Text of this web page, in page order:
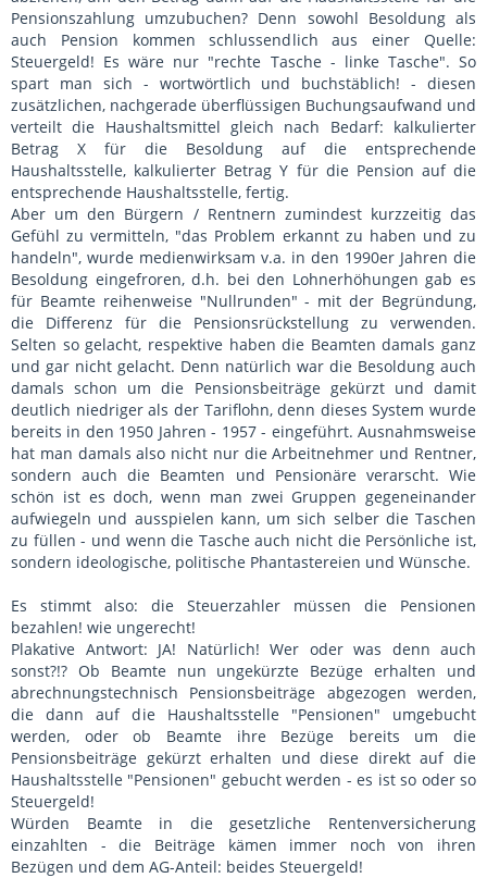
Pensionszahlung umzubuchen? Denn sowohl Besoldung als
auch Pension kommen schlussendlich aus einer Quelle:
Steuergeld! Es wäre nur "rechte Tasche - linke Tasche". So
spart man sich - wortwörtlich und buchstäblich! - diesen
zusätzlichen, nachgerade überflüssigen Buchungsaufwand und
verteilt die Haushaltsmittel gleich nach Bedarf: kalkulierter
Betrag X für die Besoldung auf die entsprechende
Haushaltsstelle, kalkulierter Betrag Y für die Pension auf die
entsprechende Haushaltsstelle, fertig.
Aber um den Bürgern / Rentnern zumindest kurzzeitig das
Gefühl zu vermitteln, "das Problem erkannt zu haben und zu
handeln", wurde medienwirksam v.a. in den 1990er Jahren die
Besoldung eingefroren, d.h. bei den Lohnerhöhungen gab es
für Beamte reihenweise "Nullrunden" - mit der Begründung,
die Differenz für die Pensionsrückstellung zu verwenden.
Selten so gelacht, respektive haben die Beamten damals ganz
und gar nicht gelacht. Denn natürlich war die Besoldung auch
damals schon um die Pensionsbeiträge gekürzt und damit
deutlich niedriger als der Tariflohn, denn dieses System wurde
bereits in den 1950 Jahren - 1957 - eingeführt. Ausnahmsweise
hat man damals also nicht nur die Arbeitnehmer und Rentner,
sondern auch die Beamten und Pensionäre verarscht. Wie
schön ist es doch, wenn man zwei Gruppen gegeneinander
aufwiegeln und ausspielen kann, um sich selber die Taschen
zu füllen - und wenn die Tasche auch nicht die Persönliche ist,
sondern ideologische, politische Phantastereien und Wünsche.
Es stimmt also: die Steuerzahler müssen die Pensionen
bezahlen! wie ungerecht!
Plakative Antwort: JA! Natürlich! Wer oder was denn auch
sonst?!? Ob Beamte nun ungekürzte Bezüge erhalten und
abrechnungstechnisch Pensionsbeiträge abgezogen werden,
die dann auf die Haushaltsstelle "Pensionen" umgebucht
werden, oder ob Beamte ihre Bezüge bereits um die
Pensionsbeiträge gekürzt erhalten und diese direkt auf die
Haushaltsstelle "Pensionen" gebucht werden - es ist so oder so
Steuergeld!
Würden Beamte in die gesetzliche Rentenversicherung
einzahlten - die Beiträge kämen immer noch von ihren
Bezügen und dem AG-Anteil: beides Steuergeld!